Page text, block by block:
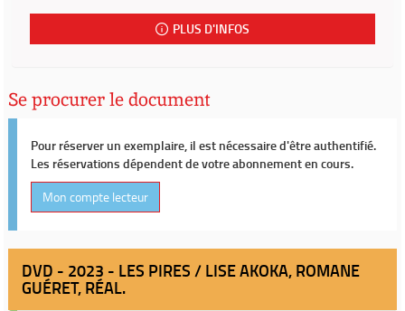
PLUS D'INFOS
Se procurer le document
Pour réserver un exemplaire, il est nécessaire d'être authentifié.
Les réservations dépendent de votre abonnement en cours.
Mon compte lecteur
DVD - 2023 - LES PIRES / LISE AKOKA, ROMANE
GUÉRET, RÉAL.